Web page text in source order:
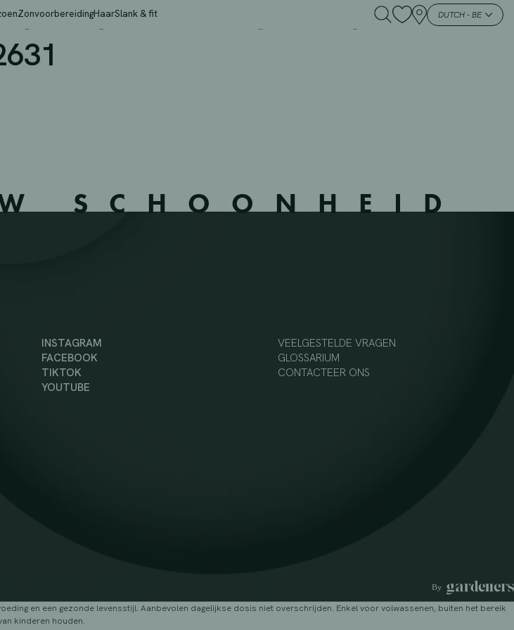
ZonvoorbereidingHaarSlank & fit DUTCH - BE
– MOLENBEEK-SAINT-JEAN – –
SCHOONHEID
INSTAGRAM
FACEBOOK
TIKTOK
YOUTUBE
VEELGESTELDE VRAGEN
GLOSSARIUM
CONTACTEER ONS
en een gezonde levensstijl. Aanbevolen dagelijkse dosis niet overschrijden. Enkel voor volwassenen, buiten het bereik
kinderen houden.